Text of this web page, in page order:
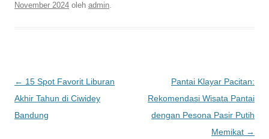
November 2024 oleh admin.
Navigasi
Tulisan
← 15 Spot Favorit Liburan
Akhir Tahun di Ciwidey
Bandung
Pantai Klayar Pacitan:
Rekomendasi Wisata Pantai
dengan Pesona Pasir Putih
Memikat →